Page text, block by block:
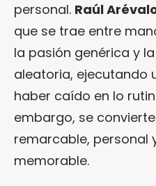
personal. Raúl
que se trae entre
la pasión genérica y
aleatoria, ejecutando
haber caído en lo
embargo, se
remarcable, personal
memorable.